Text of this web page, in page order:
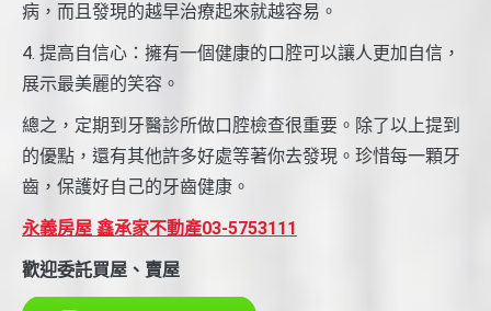
病，而且發現的越早治療起來就越容易。
4. 提高自信心：擁有一個健康的口腔可以讓人更加自信，
展示最美麗的笑容。
總之，定期到牙醫診所做口腔檢查很重要。除了以上提到
的優點，還有其他許多好處等著你去發現。珍惜每一顆牙
齒，保護好自己的牙齒健康。
永義房屋 鑫承家不動產03-5753111
歡迎委託買屋、賣屋